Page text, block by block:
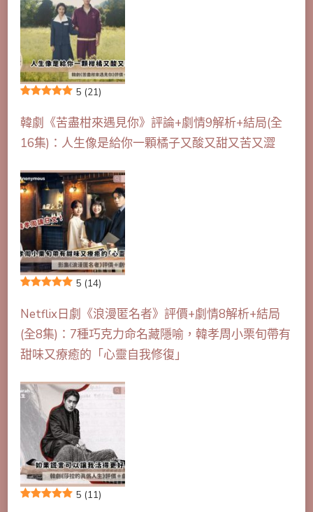
5 (21)
韓劇《苦盡柑來遇見你》評論+劇情9解析+結局(全
16集)：人生像是給你一顆橘子又酸又甜又苦又澀
5 (14)
Netflix日劇《浪漫匿名者》評價+劇情8解析+結局
(全8集)：7種巧克力命名藏隱喻，韓孝周小栗旬帶有
甜味又療癒的「心靈自我修復」
5 (11)